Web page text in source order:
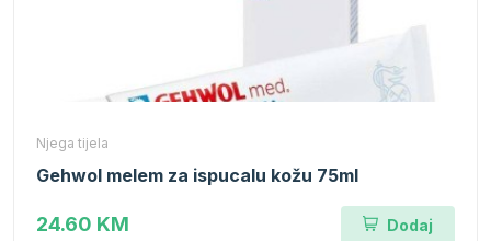
Njega tijela
Gehwol melem za ispucalu kožu 75ml
24.60 KM Dodaj